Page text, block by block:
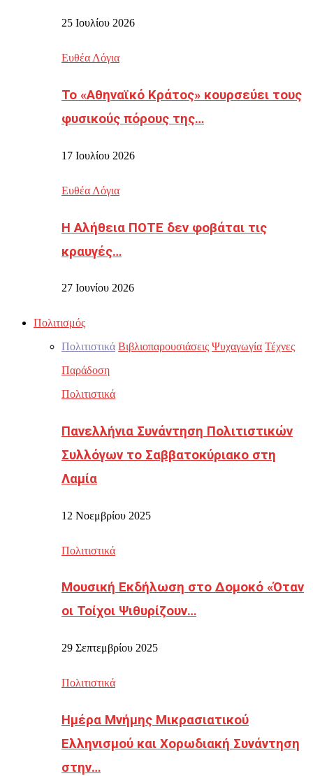
25 Ιουλίου 2026
Ευθέα Λόγια
Το «Αθηναϊκό Κράτος» κουρσεύει τους
φυσικούς πόρους της…
17 Ιουλίου 2026
Ευθέα Λόγια
Η Αλήθεια ΠΟΤΕ δεν φοβάται τις
κραυγές…
27 Ιουνίου 2026
Πολιτισμός
Πολιτιστικά Βιβλιοπαρουσιάσεις Ψυχαγωγία Τέχνες
Παράδοση
Πολιτιστικά
Πανελλήνια Συνάντηση Πολιτιστικών
Συλλόγων το Σαββατοκύριακο στη
Λαμία
12 Νοεμβρίου 2025
Πολιτιστικά
Μουσική Εκδήλωση στο Δομοκό «Όταν
οι Τοίχοι Ψιθυρίζουν…
29 Σεπτεμβρίου 2025
Πολιτιστικά
Ημέρα Μνήμης Μικρασιατικού
Ελληνισμού και Χορωδιακή Συνάντηση
στην…